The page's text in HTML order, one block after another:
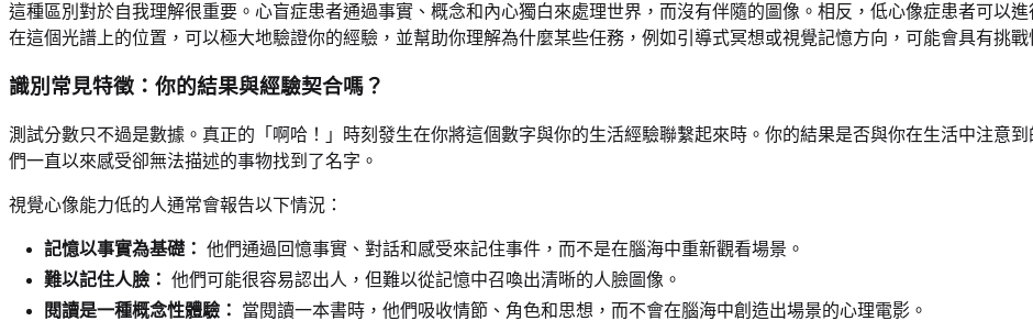
這種區別對於自我理解很重要。心盲症患者通過事實、概念和內心獨白來處理世界，而沒有伴隨的圖像。相反，低心像症患者可以
在這個光譜上的位置，可以極大地驗證你的經驗，並幫助你理解為什麼某些任務，例如引導式冥想或視覺記憶方向，可能會具有挑戰
識別常見特徵：你的結果與經驗契合嗎？
測試分數只不過是數據。真正的「啊哈！」時刻發生在你將這個數字與你的生活經驗聯繫起來時。你的結果是否與你在生活中注意到
們一直以來感受卻無法描述的事物找到了名字。
視覺心像能力低的人通常會報告以下情況：
記憶以事實為基礎： 他們通過回憶事實、對話和感受來記住事件，而不是在腦海中重新觀看場景。
難以記住人臉： 他們可能很容易認出人，但難以從記憶中召喚出清晰的人臉圖像。
閱讀是一種概念性體驗：
當閱讀一本書時，他們吸收情節、角色和思想，而不會在腦海中創造出場景的心理電影。